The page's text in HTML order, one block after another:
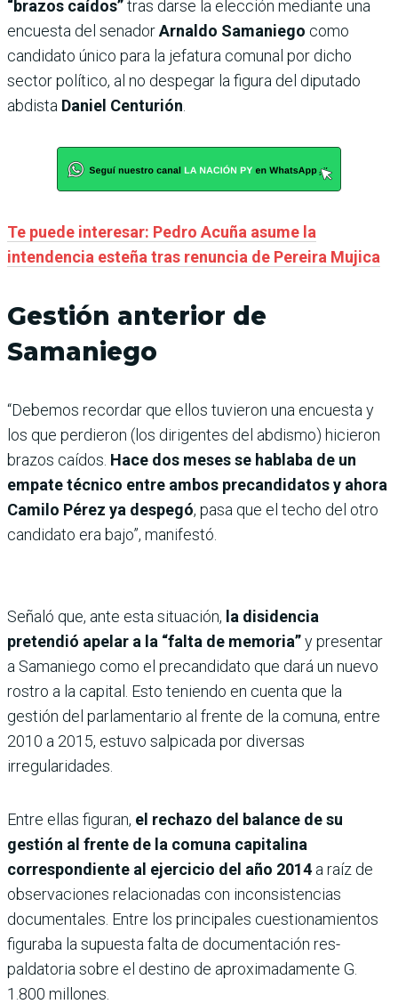
“brazos caídos”tras darse la elección mediante una
encuesta del senadorArnaldo Samaniego como
candidato único para la jefatura comunal por dicho
sector político, al no despegar la figura del diputado
abdista Daniel Centurión
Te puede interesar: Pedro Acuña asume la
intendencia esteña tras renuncia de Pereira Mujica
Gestión anterior de
Samaniego
“Debemos recordar que ellos tuvieron una encuesta y
los que perdieron (los dirigentes del abdismo) hicieron
brazos caídos. Hace dos meses se hablaba de un
empate técnico entre ambos precandidatos y ahora
Camilo Pérez ya despegó, pasa que el techo del otro
candidato era bajo”, manifestó.
Señaló que, ante esta situación, la disidencia
pretendió apelar a la “falta de memoria”y presentar
a Samaniego como el precandidato que dará un nuevo
rostro a la capital. Esto teniendo en cuenta que la
gestión del parlamentario al frente de la comuna, entre
2010 a 2015, estuvo salpicada por diversas
irregularidades.
Entre ellas figuran, el rechazo del balance de su
gestión al frente de la comuna capitalina
correspondiente al ejercicio del año 2014 a raíz de
observaciones relacionadas con inconsis­tencias
documentales. Entre los principales cuestiona­mientos
figuraba la supuesta falta de documentación res­
paldatoria sobre el destino de aproximadamente G.
1.800 millones.